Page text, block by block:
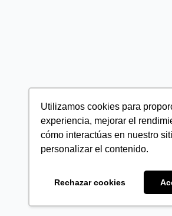
Utilizamos cookies para
experiencia, mejorar el
cómo interactúas en nuestro
personalizar el contenido.
Rechazar cookies